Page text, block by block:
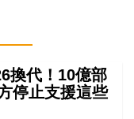
換代！10億部
停止支援這些